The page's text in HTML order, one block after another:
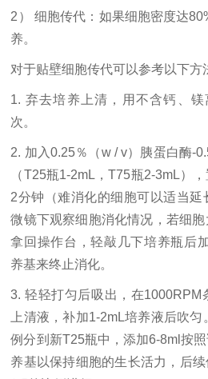
2） 细胞传代：如果细胞密度达
养。
对于贴壁细胞传代可以参考以下方
1. 弃去培养上清，用不含钙、
次。
2. 加入0.25％（w / v）胰蛋白酶-
（T25瓶1-2mL，T75瓶2-3mL）
2分钟（难消化的细胞可以适当延
微镜下观察细胞消化情况，若细
拿回操作台，轻敲几下培养瓶后
养基来终止消化。
3. 轻轻打匀后吸出，在1000RPM
上清液，补加1-2mL培养液后吹
例分到新T25瓶中，添加6-8ml按
养基以保持细胞的生长活力，后